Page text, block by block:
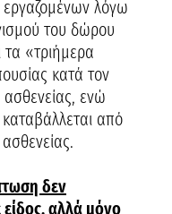
λόγω
του δώρου
τα «τριήμερα
κατά τον
ενώ
από
δεν
αλλά μόνο